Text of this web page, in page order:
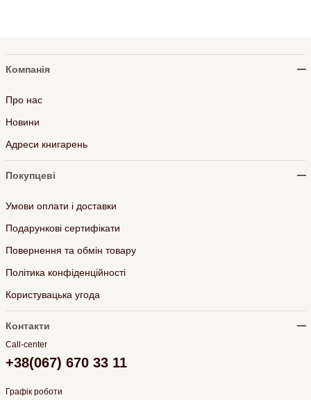
Компанія
Про нас
Новини
Адреси книгарень
Покупцеві
Умови оплати і доставки
Подарункові сертифікати
Повернення та обмін товару
Політика конфіденційності
Користувацька угода
Контакти
Call-center
+38(067) 670 33 11
Графік роботи